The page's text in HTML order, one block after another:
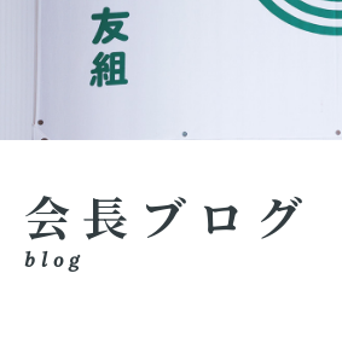
会長ブログ
blog